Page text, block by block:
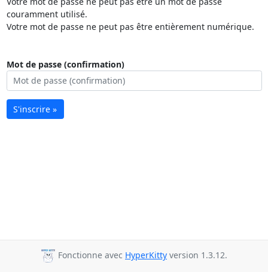
couramment utilisé.
Votre mot de passe ne peut pas être entièrement numérique.
Mot de passe (confirmation)
S'inscrire »
Fonctionne avec HyperKitty version 1.3.12.